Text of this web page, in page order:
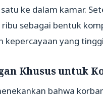
ke dalam kamar.
ribu sebagai bentuk
kepercayaan yang
Khusus untuk
bahwa